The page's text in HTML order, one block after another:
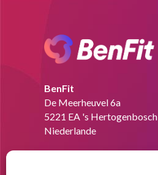
BenFit
De Meerheuvel 6a
5221 EA 's Hertogenbosch
Niederlande